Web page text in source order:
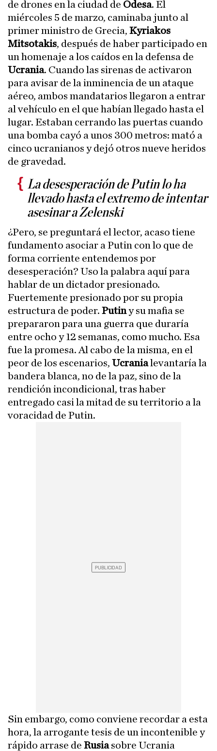
de drones en la ciudad de Odesa. El
miércoles 5 de marzo, caminaba junto al
primer ministro de Grecia, Kyriakos
Mitsotakis, después de haber participado en
un homenaje a los caídos en la defensa de
Ucrania. Cuando las sirenas de activaron
para avisar de la inminencia de un ataque
aéreo, ambos mandatarios llegaron a entrar
al vehículo en el que habían llegado hasta el
lugar. Estaban cerrando las puertas cuando
una bomba cayó a unos 300 metros: mató a
cinco ucranianos y dejó otros nueve heridos
de gravedad.
La desesperación de Putin lo ha
llevado hasta el extremo de intentar
asesinar a Zelenski
¿Pero, se preguntará el lector, acaso tiene
fundamento asociar a Putin con lo que de
forma corriente entendemos por
desesperación? Uso la palabra aquí para
hablar de un dictador presionado.
Fuertemente presionado por su propia
estructura de poder. Putiny su mafia se
prepararon para una guerra que duraría
entre ocho y 12 semanas, como mucho. Esa
fue la promesa. Al cabo de la misma, en el
peor de los escenarios, Ucranialevantaría la
bandera blanca, no de la paz, sino de la
rendición incondicional, tras haber
entregado casi la mitad de su territorio a la
voracidad de Putin.
Sin embargo, como conviene recordar a esta
hora, la arrogante tesis de un incontenible y
rápido arrase de Rusiasobre Ucrania